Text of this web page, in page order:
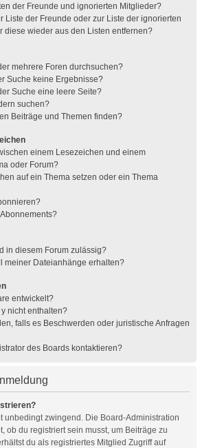
der Freunde und ignorierten Mitglieder?
Liste der Freunde oder zur Liste der ignorierten
diese wieder aus den Listen entfernen?
mehrere Foren durchsuchen?
Suche keine Ergebnisse?
Suche eine leere Seite?
suchen?
Beiträge und Themen finden?
einem Lesezeichen und einem
oder Forum?
auf ein Thema setzen oder ein Thema
in diesem Forum zulässig?
meiner Dateianhänge erhalten?
entwickelt?
nicht enthalten?
falls es Beschwerden oder juristische Anfragen
des Boards kontaktieren?
unbedingt zwingend. Die Board-Administration
ob du registriert sein musst, um Beiträge zu
du als registriertes Mitglied Zugriff auf